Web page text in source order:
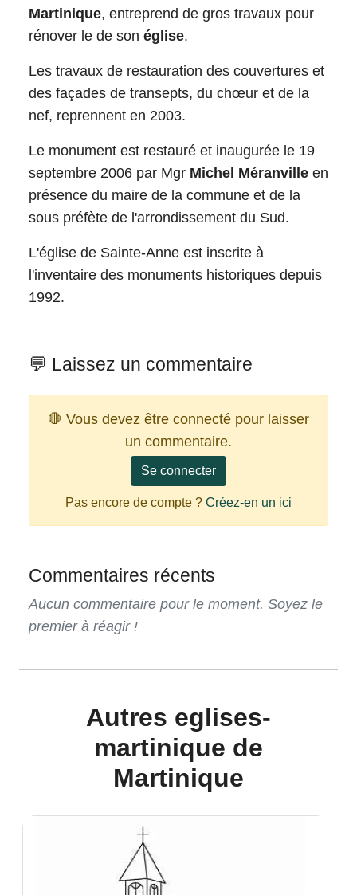
Martinique, entreprend de gros travaux pour
rénover le de son église.
Les travaux de restauration des couvertures et
des façades de transepts, du chœur et de la
nef, reprennent en 2003.
Le monument est restauré et inaugurée le 19
septembre 2006 par Mgr Michel Méranville en
présence du maire de la commune et de la
sous préfète de l'arrondissement du Sud.
L'église de Sainte-Anne est inscrite à
l'inventaire des monuments historiques depuis
1992.
💬 Laissez un commentaire
🛑 Vous devez être connecté pour laisser
un commentaire.
Se connecter
Pas encore de compte ? Créez-en un ici
Commentaires récents
Aucun commentaire pour le moment. Soyez le
premier à réagir !
Autres eglises-
martinique de
Martinique